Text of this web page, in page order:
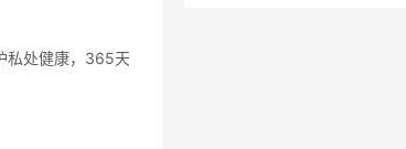
私处健康，365天